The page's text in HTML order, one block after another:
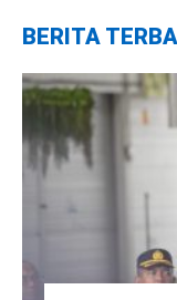
BERITA